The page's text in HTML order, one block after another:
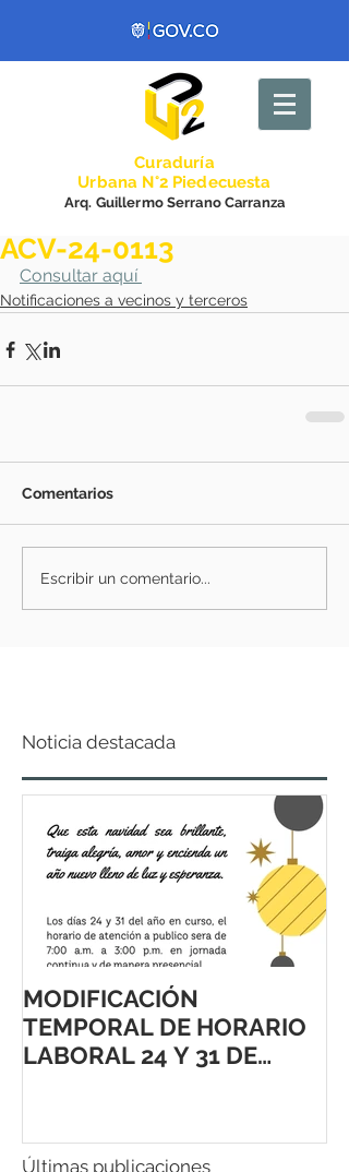
Curaduría
Urbana N°2 Piedecuesta
Arq. Guillermo Serrano Carranza
ACV-24-0113
Consultar aquí
Notificaciones a vecinos y terceros
Comentarios
Escribir un comentario...
Noticia destacada
MODIFICACIÓN
TEMPORAL DE HORARIO
LABORAL 24 Y 31 DE
Últimas publicaciones